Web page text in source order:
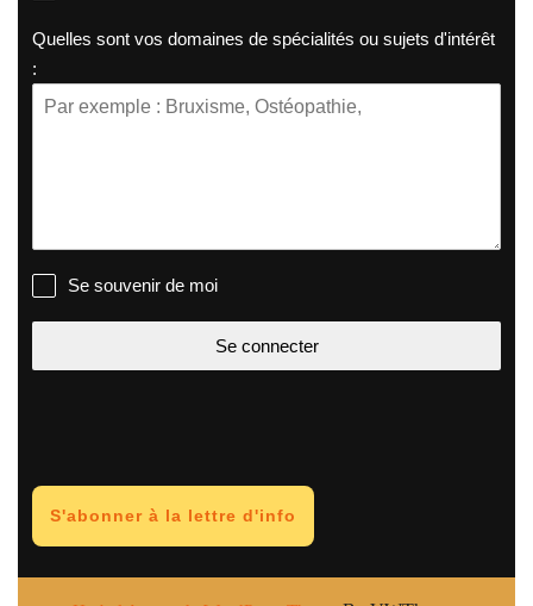
Quelles sont vos domaines de spécialités ou sujets d'intérêt
:
Se souvenir de moi
Se connecter
S'abonner à la lettre d'info